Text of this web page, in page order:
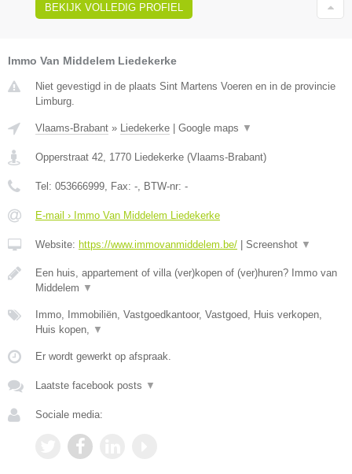
BEKIJK VOLLEDIG PROFIEL
Immo Van Middelem Liedekerke
Niet gevestigd in de plaats Sint Martens Voeren en in de provincie
Limburg.
Vlaams-Brabant » Liedekerke Google maps ▼
Opperstraat 42 1770 Liedekerke (Vlaams-Brabant)
Tel: 053666999 , Fax: - , BTW-nr: -
E-mail › Immo Van Middelem Liedekerke
Website: https://www.immovanmiddelem.be/ Screenshot ▼
Een huis, appartement of villa (ver)kopen of (ver)huren? Immo van
Middelem ▼
Immo, Immobiliën, Vastgoedkantoor, Vastgoed, Huis verkopen,
Huis kopen,
▼
Er wordt gewerkt op afspraak.
Laatste facebook posts ▼
Sociale media: